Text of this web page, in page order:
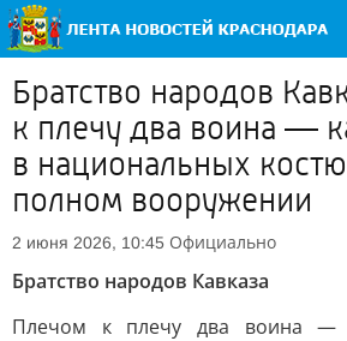
Братство народов
к плечу два воина —
в национальных
полном вооружении
2 июня 2026, 10:45 Официально
Братство народов Кавказа
Плечом к плечу два воина —